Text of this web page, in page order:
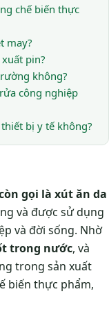
chế biến thực
may?
pin?
không?
công nghiệp
bị y tế không?
gọi là xút ăn da
và được sử dụng
và đời sống. Nhờ
trong nước, và
trong sản xuất
biến thực phẩm,